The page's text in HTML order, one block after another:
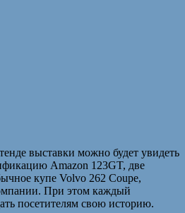
выставки можно будет увидеть
Amazon 123GT, две
купе Volvo 262 Coupe,
При этом каждый
посетителям свою историю.